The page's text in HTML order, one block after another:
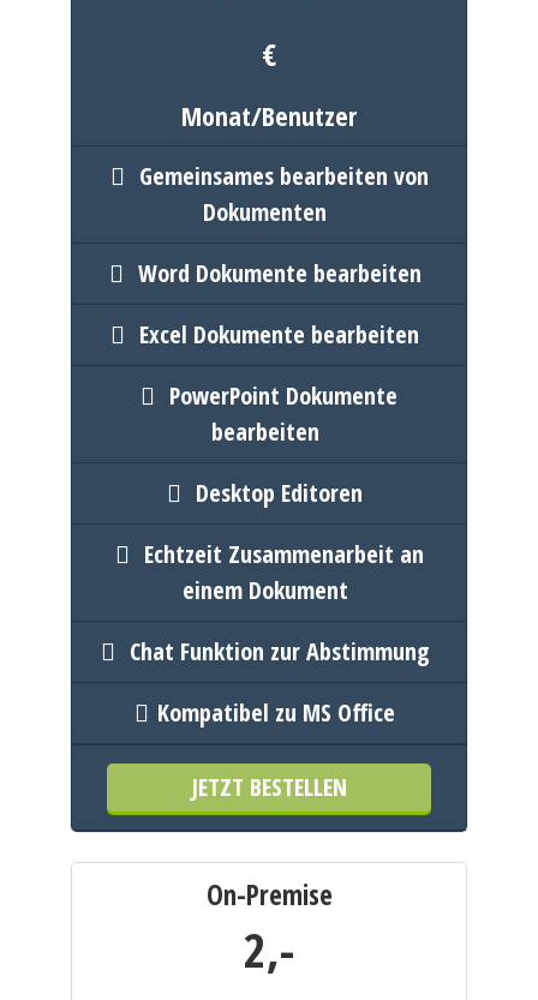
€
Monat/Benutzer
Gemeinsames bearbeiten von
Dokumenten
Word Dokumente bearbeiten
Excel Dokumente bearbeiten
PowerPoint Dokumente
bearbeiten
Desktop Editoren
Echtzeit Zusammenarbeit an
einem Dokument
Chat Funktion zur Abstimmung
Kompatibel zu MS Office
JETZT BESTELLEN
On-Premise
2,-